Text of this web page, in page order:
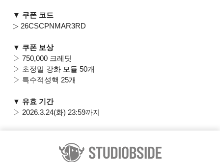
▼ 쿠폰 코드
▷ 26CSCPNMAR3RD
▼ 쿠폰 보상
▷ 750,000 크레딧
▷ 초정밀 강화 모듈 50개
▷ 특수적성핵 25개
▼ 유효 기간
▷ 2026.3.24(화) 23:59까지